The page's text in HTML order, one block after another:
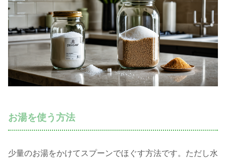
お湯を使う方法
少量のお湯をかけてスプーンでほぐす方法です。ただし水